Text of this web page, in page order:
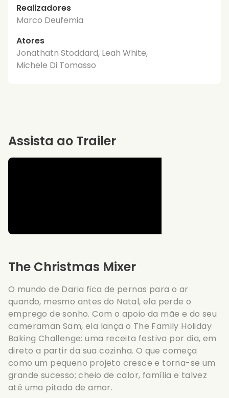
Realizadores
Marco Deufemia
Atores
Jonathatn Stoddard, Leah White,
Michele Di Tomasso
The Christmas Mixer
O mundo de Daria fica de pernas para o ar
quando, mesmo antes do Natal, ela perde o
emprego de sonho. Com o apoio da mãe e do seu
cameraman Sam, ela lança o The Family Holiday
Baking Challenge: uma receita festiva por dia, em
direto a partir da sua cozinha. O que começa
como um pequeno projeto cresce e torna-se um
grande sucesso; cheio de calor, família e talvez
até uma pitada de amor.
Assista ao Trailer